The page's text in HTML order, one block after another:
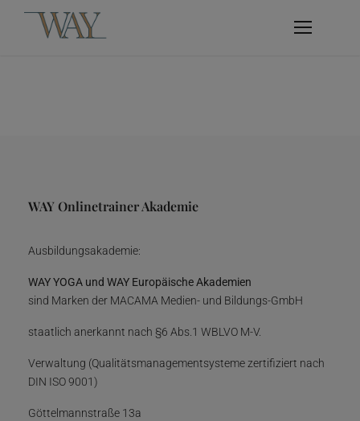
WAY Onlinetrainer Akademie
Ausbildungsakademie:
WAY YOGA und WAY Europäische Akademien
sind Marken der MACAMA Medien- und Bildungs-GmbH
staatlich anerkannt nach §6 Abs.1 WBLVO M-V.
Verwaltung (Qualitätsmanagementsysteme zertifiziert nach
DIN ISO 9001)
Göttelmannstraße 13a